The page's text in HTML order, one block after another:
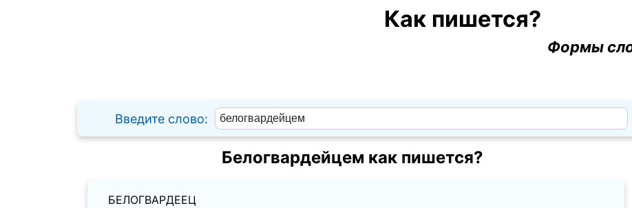
Как пишется?
Формы
Введите слово:
Белогвардейцем как пишется?
БЕЛОГВАРДЕЕЦ